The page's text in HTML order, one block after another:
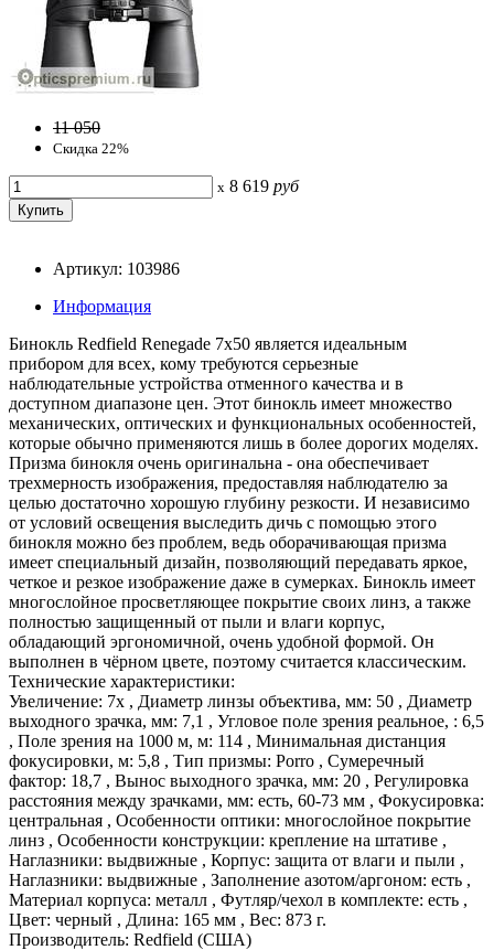
11 050
Скидка 22%
x 8 619 руб
Артикул: 103986
Информация
Бинокль Redfield Renegade 7x50 является идеальным
прибором для всех, кому требуются серьезные
наблюдательные устройства отменного качества и в
доступном диапазоне цен. Этот бинокль имеет множество
механических, оптических и функциональных особенностей,
которые обычно применяются лишь в более дорогих моделях.
Призма бинокля очень оригинальна - она обеспечивает
трехмерность изображения, предоставляя наблюдателю за
целью достаточно хорошую глубину резкости. И независимо
от условий освещения выследить дичь с помощью этого
бинокля можно без проблем, ведь оборачивающая призма
имеет специальный дизайн, позволяющий передавать яркое,
четкое и резкое изображение даже в сумерках. Бинокль имеет
многослойное просветляющее покрытие своих линз, а также
полностью защищенный от пыли и влаги корпус,
обладающий эргономичной, очень удобной формой. Он
выполнен в чёрном цвете, поэтому считается классическим.
Технические характеристики:
Увеличение: 7x , Диаметр линзы объектива, мм: 50 , Диаметр
выходного зрачка, мм: 7,1 , Угловое поле зрения реальное, : 6,5
, Поле зрения на 1000 м, м: 114 , Минимальная дистанция
фокусировки, м: 5,8 , Тип призмы: Porro , Сумеречный
фактор: 18,7 , Вынос выходного зрачка, мм: 20 , Регулировка
расстояния между зрачками, мм: есть, 60-73 мм , Фокусировка:
центральная , Особенности оптики: многослойное покрытие
линз , Особенности конструкции: крепление на штативе ,
Наглазники: выдвижные , Корпус: защита от влаги и пыли ,
Наглазники: выдвижные , Заполнение азотом/аргоном: есть ,
Материал корпуса: металл , Футляр/чехол в комплекте: есть ,
Цвет: черный , Длина: 165 мм , Вес: 873 г.
Производитель: Redfield (США)